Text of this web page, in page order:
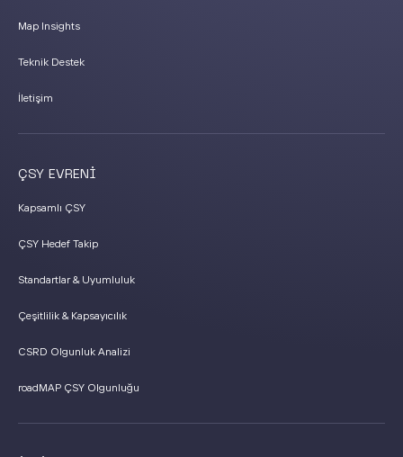
Map Insights
Teknik Destek
İletişim
ÇSY EVRENİ
Kapsamlı ÇSY
ÇSY Hedef Takip
Standartlar & Uyumluluk
Çeşitlilik & Kapsayıcılık
CSRD Olgunluk Analizi
roadMAP ÇSY Olgunluğu